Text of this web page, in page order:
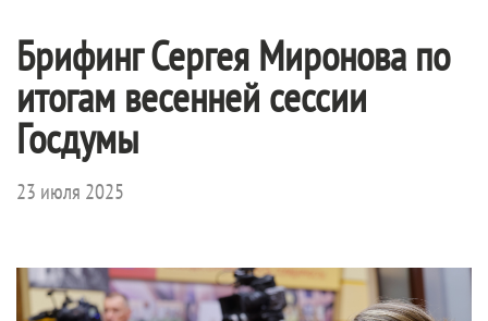
Брифинг Сергея Миронова по
итогам весенней сессии
Госдумы
23 июля 2025